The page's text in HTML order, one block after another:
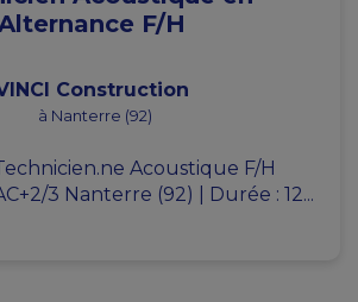
F/H
Construction
à Nanterre (92)
Acoustique F/H
3 Nanterre (92) | Durée : 12...